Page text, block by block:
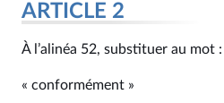
ARTICLE 2
À l’alinéa 52, substituer au mot :
« conformément »